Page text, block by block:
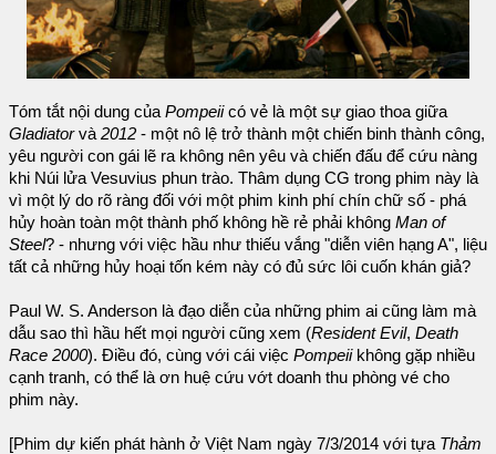
Tóm tắt nội dung của Pompeiicó vẻ là một sự giao thoa giữa
Gladiatorvà 2012 - một nô lệ trở thành một chiến binh thành công,
yêu người con gái lẽ ra không nên yêu và chiến đấu để cứu nàng
khi Núi lửa Vesuvius phun trào. Thâm dụng CG trong phim này là
vì một lý do rõ ràng đối với một phim kinh phí chín chữ số - phá
hủy hoàn toàn một thành phố không hề rẻ phải không Man of
Steel? - nhưng với việc hầu như thiếu vắng "diễn viên hạng A", liệu
tất cả những hủy hoại tốn kém này có đủ sức lôi cuốn khán giả?
Paul W. S. Anderson là đạo diễn của những phim ai cũng làm mà
dẫu sao thì hầu hết mọi người cũng xem (Resident Evil, Death
Race 2000). Điều đó, cùng với cái việc Pompeii không gặp nhiều
cạnh tranh, có thể là ơn huệ cứu vớt doanh thu phòng vé cho
phim này.
[Phim dự kiến phát hành ở Việt Nam ngày 7/3/2014 với tựa Thảm